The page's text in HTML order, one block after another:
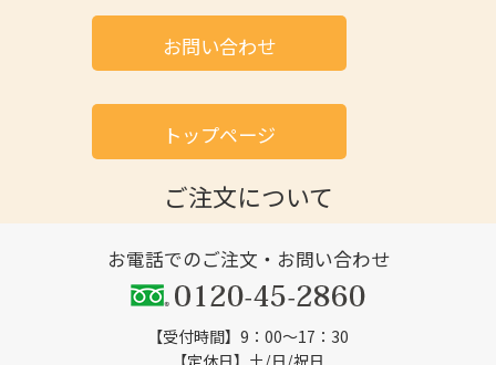
お問い合わせ
トップページ
ご注文について
お電話でのご注文・お問い合わせ
【受付時間】9：00～17：30
【定休日】土/日/祝日